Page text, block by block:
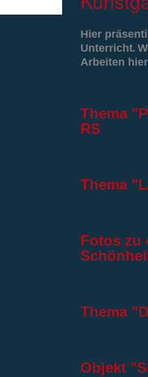
Hier
Unterricht.
Arbeiten
Thema
RS
Thema
Fotos zu
Thema
Objekt